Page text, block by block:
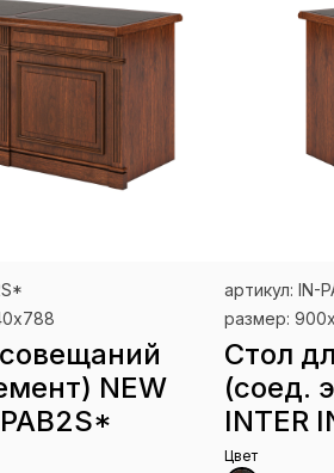
NEW
артикул: IN-
размер:
Стол
(соед.
INTER
Цвет